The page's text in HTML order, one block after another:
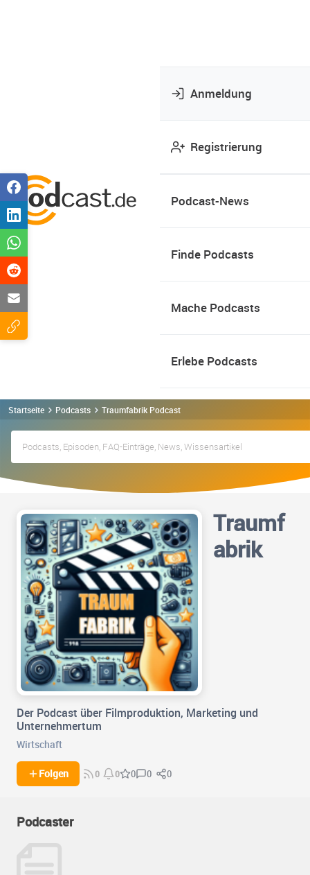
Anmeldung
Registrierung
Podcast-News
Finde Podcasts
Mache Podcasts
Erlebe Podcasts
Startseite Podcasts Traumfabrik Podcast
Traumf
abrik
Der Podcast über Filmproduktion, Marketing und
Unternehmertum
Wirtschaft
Folgen 0 0 0 0 0
Podcaster